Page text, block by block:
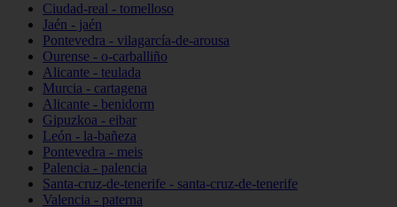
Ciudad-real - tomelloso
Jaén - jaén
Pontevedra - vilagarcía-de-arousa
Ourense - o-carballiño
Alicante - teulada
Murcia - cartagena
Alicante - benidorm
Gipuzkoa - eibar
León - la-bañeza
Pontevedra - meis
Palencia - palencia
Santa-cruz-de-tenerife - santa-cruz-de-tenerife
Valencia - paterna